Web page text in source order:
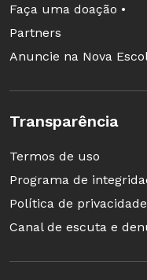
Faça uma doação •
Partners
Anuncie na Nova
Transparência
Termos de uso
Programa de
Política de privacidade
Canal de escuta e